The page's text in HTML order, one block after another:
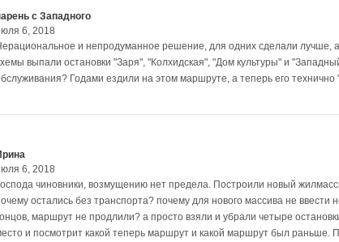
с Западного
6, 2018
и непродуманное решение, для одних сделали лучше,
выпали остановки "Заря", "Колхидская", "Дом культуры" и
Годами ездили на этом маршруте, а теперь его технично
6, 2018
чиновники, возмущению нет предела. Построили новый
остались без транспорта? почему для нового массива не
маршрут не продлили? а просто взяли и убрали четыре
и посмотрит какой теперь маршрут и какой маршрут был раньше.